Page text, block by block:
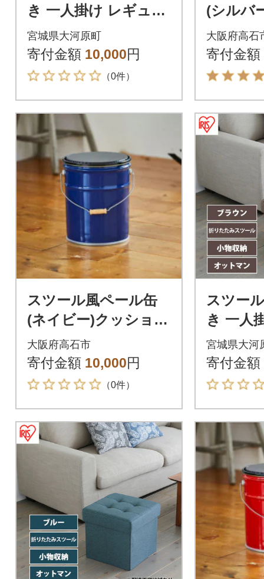
き 一人掛け レギュラ
ー SSTR-38 ライトグ
レー[53752345]
宮城県大河原町
寄付金額 10,000円
（0件）
(シルバ
付き
大阪府高石
寄付金額
スツール風ペール缶
(ネイビー)クッション
付き
大阪府高石市
寄付金額 10,000円
（0件）
スツー
き 一人
ー
宮城県大河
寄付金額